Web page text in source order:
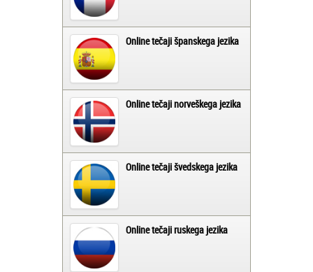
Online tečaji španskega jezika
Online tečaji norveškega jezika
Online tečaji švedskega jezika
Online tečaji ruskega jezika